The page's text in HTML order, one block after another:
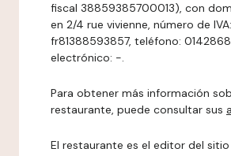
fiscal 38859385700013), con
en 2/4 rue vivienne, número de IVA:
fr81388593857, teléfono:
electrónico: -.
Para obtener más información
restaurante, puede consultar sus
El restaurante es el editor del